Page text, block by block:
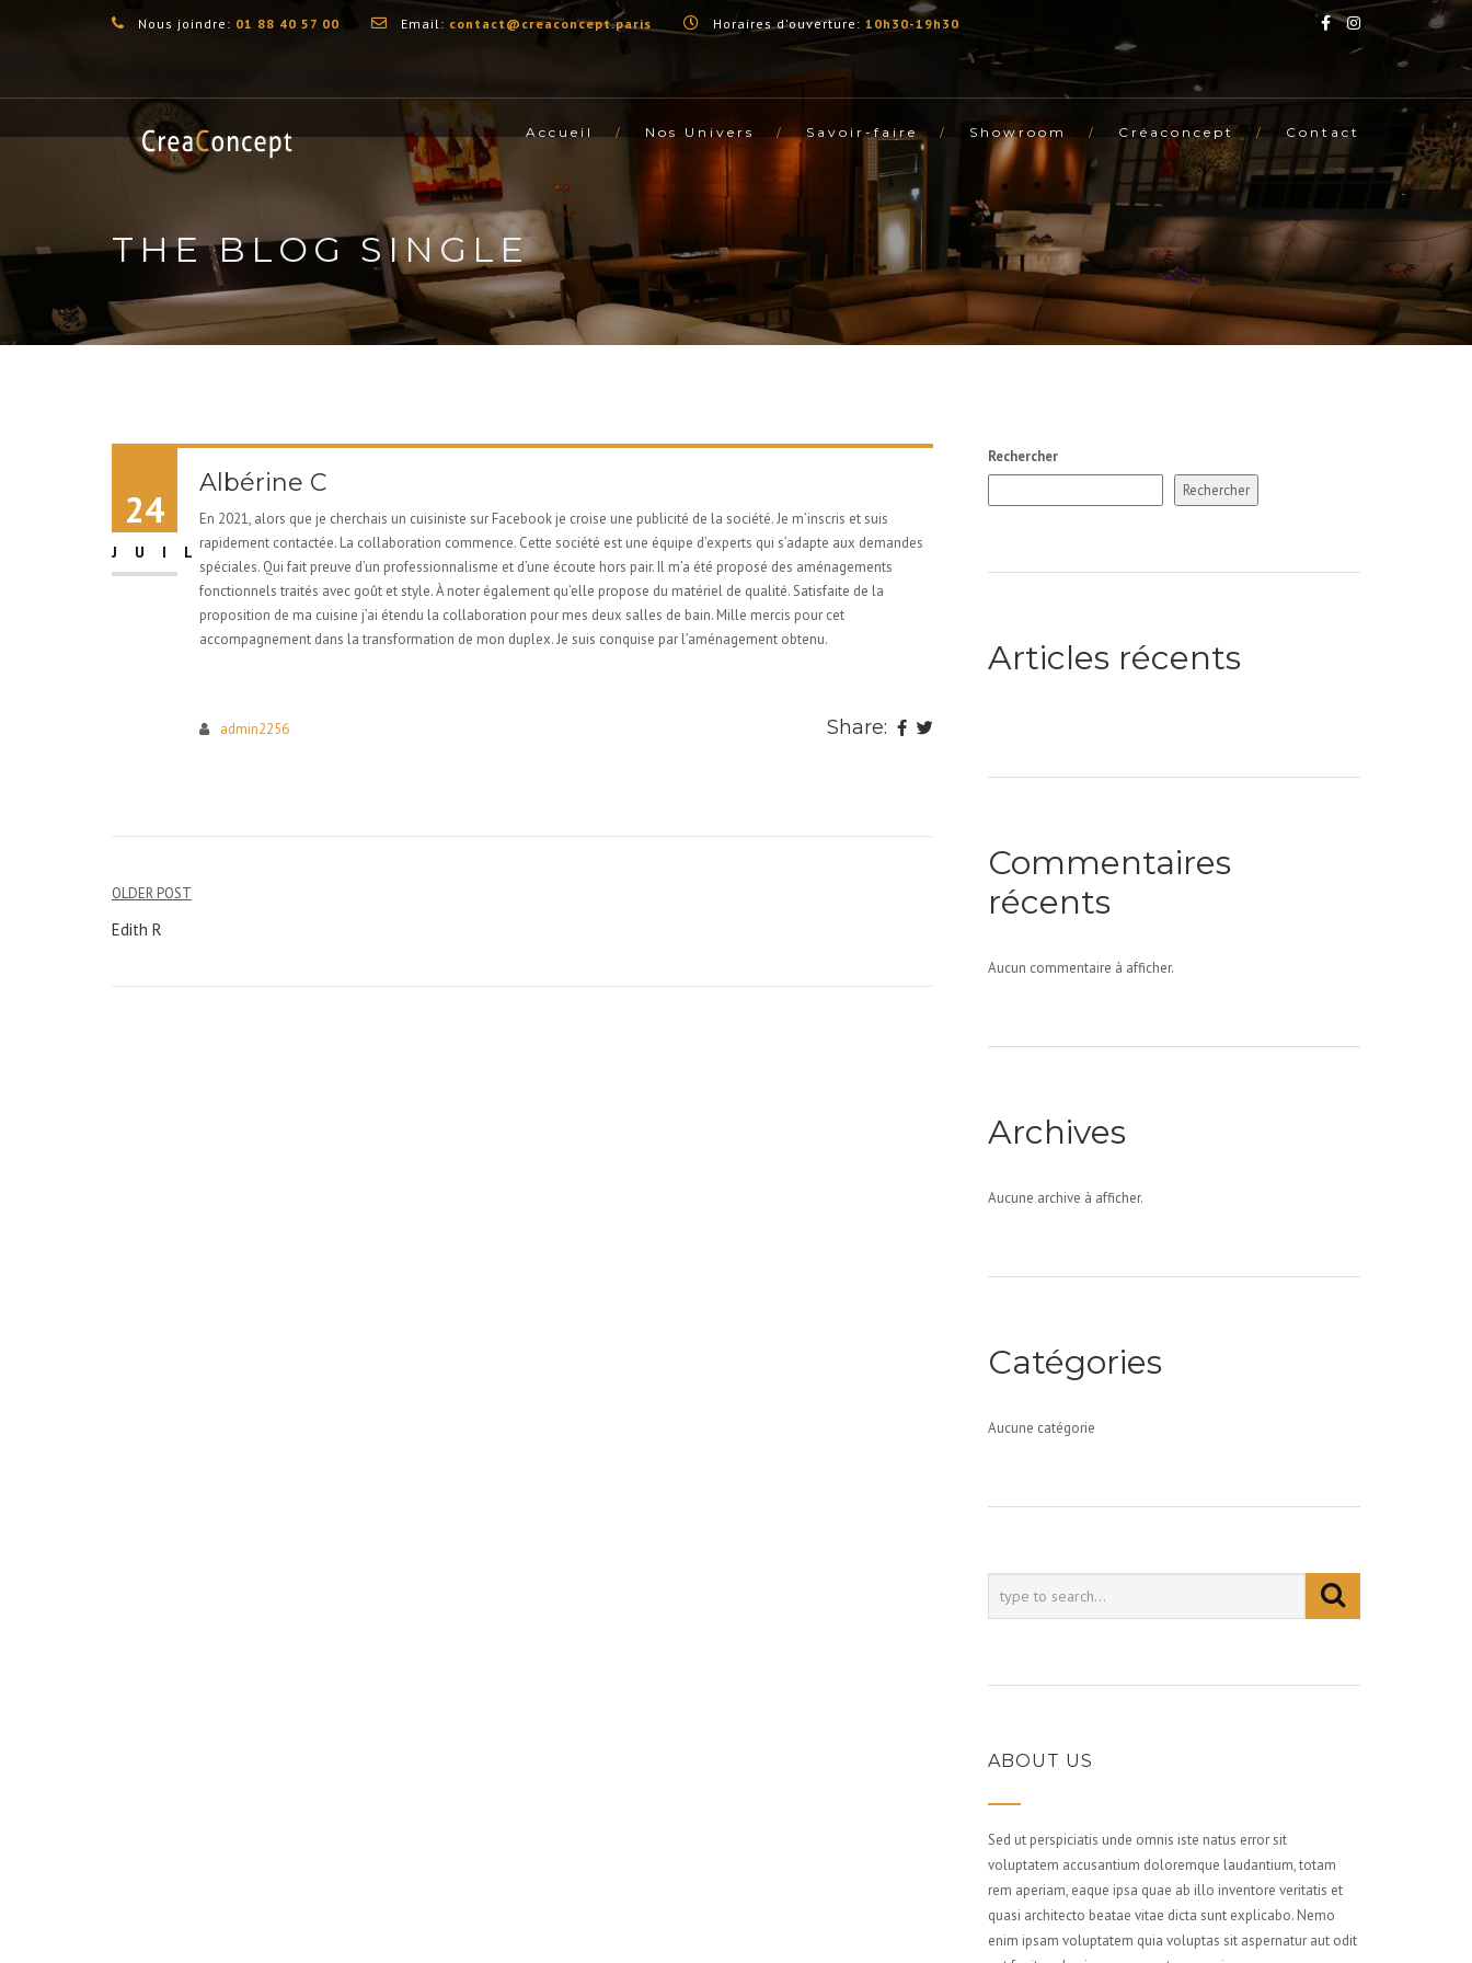
Nous joindre: 01 88 40 57 00 Email: contact@creaconcept.paris Horaires d'ouverture: 10h30-19h30
Accueil Nos Univers Savoir-faire Showroom Créaconcept Contact
THE BLOG SINGLE
24
JUIL
Albérine C
En 2021, alors que je cherchais un cuisiniste sur Facebook je croise une publicité de la société. Je m’inscris et suis
rapidement contactée. La collaboration commence. Cette société est une équipe d’experts qui s’adapte aux demandes
spéciales. Qui fait preuve d’un professionnalisme et d’une écoute hors pair. Il m’a été proposé des aménagements
fonctionnels traités avec goût et style. À noter également qu’elle propose du matériel de qualité. Satisfaite de la
proposition de ma cuisine j’ai étendu la collaboration pour mes deux salles de bain. Mille mercis pour cet
accompagnement dans la transformation de mon duplex. Je suis conquise par l’aménagement obtenu.
admin2256 Share:
Navigation
de
OLDER POST
Edith R
Rechercher
Rechercher
Articles récents
Commentaires
récents
Aucun commentaire à afficher.
Archives
Aucune archive à afficher.
Catégories
Aucune catégorie
ABOUT US
Sed ut perspiciatis unde omnis iste natus error sit
voluptatem accusantium doloremque laudantium, totam
rem aperiam, eaque ipsa quae ab illo inventore veritatis et
quasi architecto beatae vitae dicta sunt explicabo. Nemo
enim ipsam voluptatem quia voluptas sit aspernatur aut odit